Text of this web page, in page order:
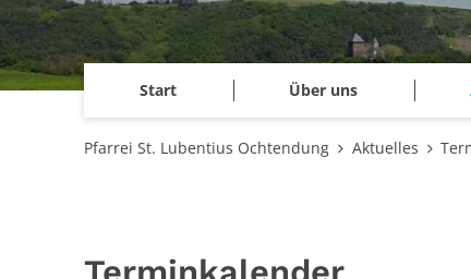
Start Über uns
Pfarrei St. Lubentius Ochtendung Aktuelles